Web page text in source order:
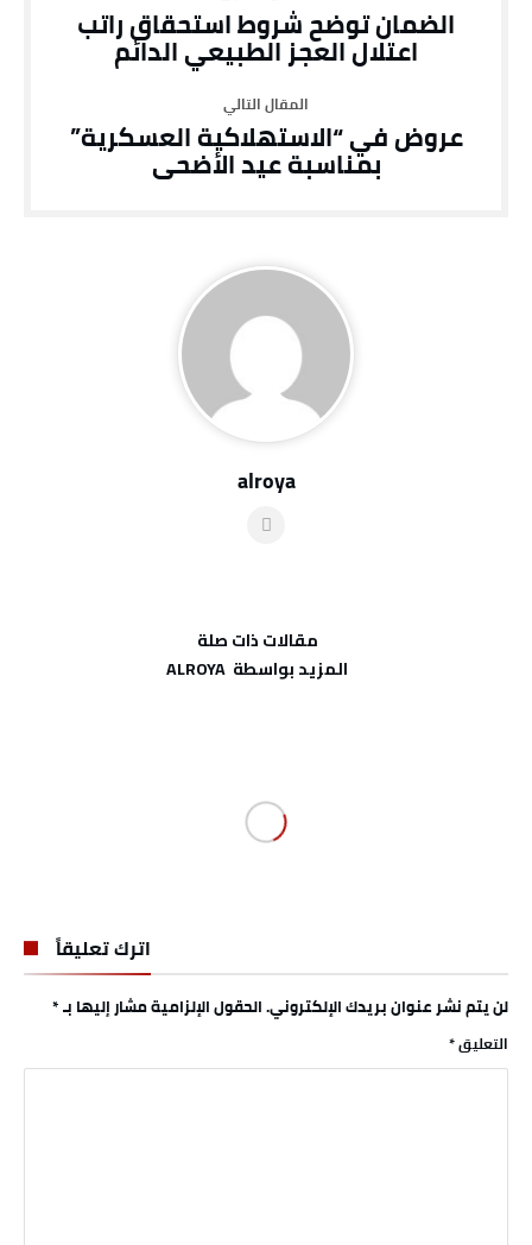
الضمان توضح شروط استحقاق راتب
اعتلال العجز الطبيعي الدائم
عروض في “الاستهلاكية العسكرية”
بمناسبة عيد الأضحى
alroya
‫مقالات ذات صلة‬
‫‫المزيد بواسطة‬ ‬ ALROYA
اترك تعليقاً
لن يتم نشر عنوان بريدك الإلكتروني.الحقول الإلزامية مشار إليها بـ*
التعليق*